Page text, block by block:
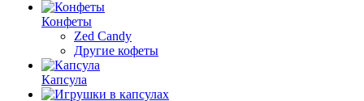
Конфеты
Zed Candy
Другие кофеты
Капсула